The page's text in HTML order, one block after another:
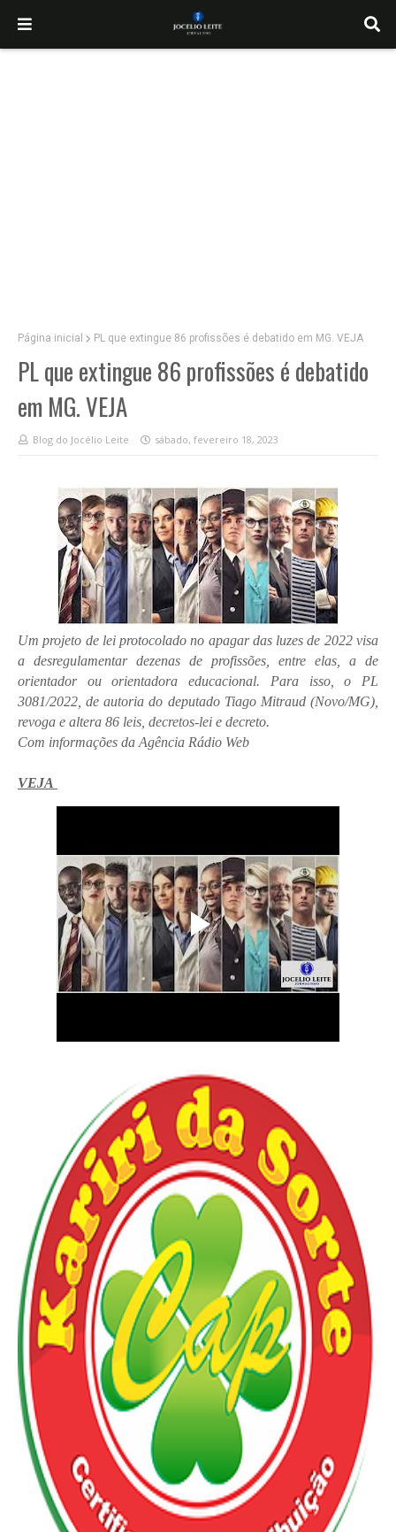
Página inicial PL que extingue 86 profissões é debatido em MG. VEJA
PL que extingue 86 profissões é debatido
em MG. VEJA
Blog do Jocélio Leite sábado, fevereiro 18, 2023
Um projeto de lei protocolado no apagar das luzes de 2022 visa
a desregulamentar dezenas de profissões, entre elas, a de
orientador ou orientadora educacional. Para isso, o PL
3081/2022, de autoria do deputado Tiago Mitraud (Novo/MG),
revoga e altera 86 leis, decretos-lei e decreto.
Com informações da Agência Rádio Web
VEJA